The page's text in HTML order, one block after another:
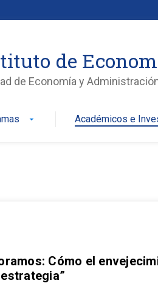
de
de Economía y
arrow_drop_down Académicos e
Cómo el